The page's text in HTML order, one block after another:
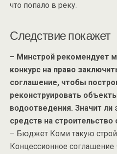
что попало в реку.
Следствие покажет
– Минстрой рекомендует
конкурс на право
соглашение, чтобы
реконструировать
водоотведения. Значит ли
средств на строительство
– Бюджет Коми такую
Концессионное соглашение